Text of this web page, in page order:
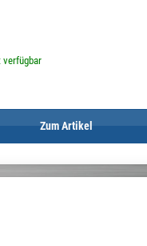
Zum Artikel